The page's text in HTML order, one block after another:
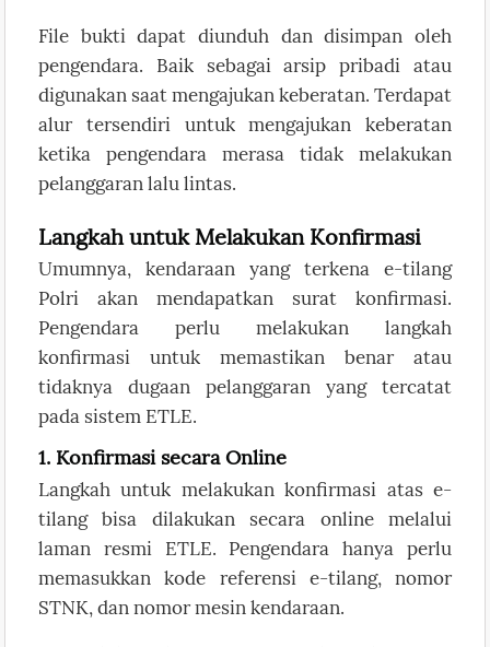
File bukti dapat diunduh dan disimpan oleh
pengendara. Baik sebagai arsip pribadi atau
digunakan saat mengajukan keberatan. Terdapat
alur tersendiri untuk mengajukan keberatan
ketika pengendara merasa tidak melakukan
pelanggaran lalu lintas.
Langkah untuk Melakukan Konfirmasi
Umumnya, kendaraan yang terkena e-tilang
Polri akan mendapatkan surat konfirmasi.
Pengendara perlu melakukan langkah
konfirmasi untuk memastikan benar atau
tidaknya dugaan pelanggaran yang tercatat
pada sistem ETLE.
1. Konfirmasi secara Online
Langkah untuk melakukan konfirmasi atas e-
tilang bisa dilakukan secara online melalui
laman resmi ETLE. Pengendara hanya perlu
memasukkan kode referensi e-tilang, nomor
STNK, dan nomor mesin kendaraan.